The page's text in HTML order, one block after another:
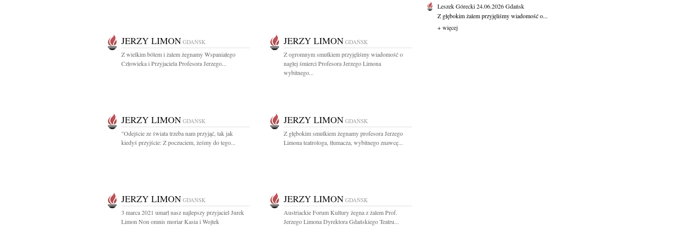
JERZY LIMON GDAŃSK
Z wielkim bólem i żalem żegnamy Wspaniałego
Człowieka i Przyjaciela Profesora Jerzego...
JERZY LIMON GDAŃSK
Z ogromnym smutkiem przyjęliśmy wiadomość o
nagłej śmierci Profesora Jerzego Limona
wybitnego...
JERZY LIMON GDAŃSK
"Odejście ze świata trzeba nam przyjąć, tak jak
kiedyś przyjście: Z poczuciem, żeśmy do tego...
JERZY LIMON GDAŃSK
Z głębokim smutkiem żegnamy profesora Jerzego
Limona teatrologa, tłumacza, wybitnego znawcę...
JERZY LIMON GDAŃSK
3 marca 2021 umarł nasz najlepszy przyjaciel Jurek
Limon Non omnis moriar Kasia i Wojtek
JERZY LIMON GDAŃSK
Austriackie Forum Kultury żegna z żalem Prof.
Jerzego Limona Dyrektora Gdańskiego Teatru...
Leszek Górecki24.06.2026Gdańsk
Z głębokim żalem przyjęliśmy wiadomość o...
+ więcej